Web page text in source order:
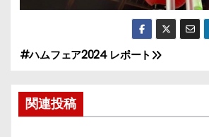
投
稿
ナ
#ハムフェア2024 レポート
関連投稿